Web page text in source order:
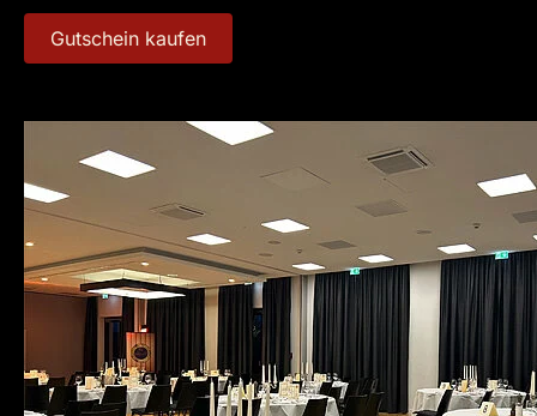
Gutschein kaufen